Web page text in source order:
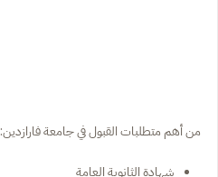
من أهم متطلبات القبول في جامعة فارازدين:
شهادة الثانوية العامة